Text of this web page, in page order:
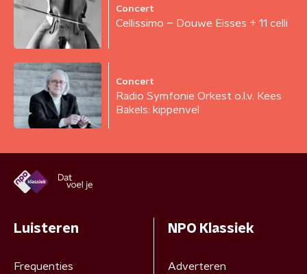
Concert
Cellissimo – Douwe Eisses + 11 celli
Concert
Radio Symfonie Orkest o.l.v. Kees
Bakels: kippenvel
Luisteren
Frequenties
NPO Klassiek
Adverteren